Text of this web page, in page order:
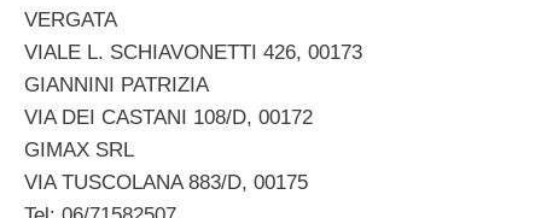
VERGATA
VIALE L. SCHIAVONETTI 426, 00173
GIANNINI PATRIZIA
VIA DEI CASTANI 108/D, 00172
GIMAX SRL
VIA TUSCOLANA 883/D, 00175